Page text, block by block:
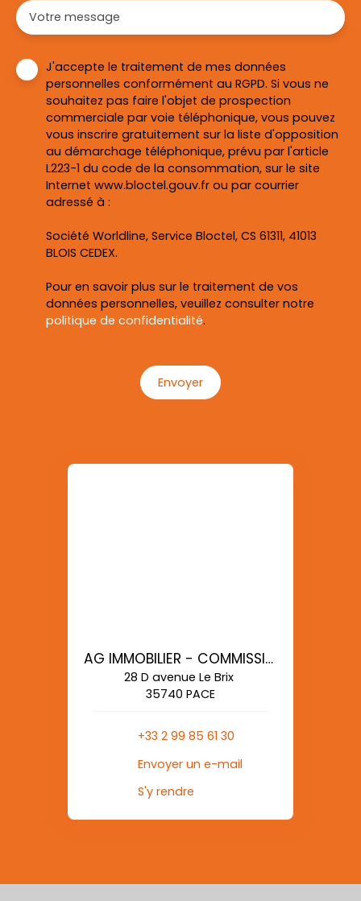
Votre message
J'accepte le traitement de mes données
personnelles conformément au RGPD. Si vous ne
souhaitez pas faire l'objet de prospection
commerciale par voie téléphonique, vous pouvez
vous inscrire gratuitement sur la liste d'opposition
au démarchage téléphonique, prévu par l'article
L223-1 du code de la consommation, sur le site
Internet www.bloctel.gouv.fr ou par courrier
adressé à :
Société Worldline, Service Bloctel, CS 61311, 41013
BLOIS CEDEX.
Pour en savoir plus sur le traitement de vos
données personnelles, veuillez consulter notre
politique de confidentialité.
Envoyer
AG IMMOBILIER - COMMISSIONS REDUITES
28 D avenue Le Brix
35740 PACE
+33 2 99 85 61 30
Envoyer un e-mail
S'y rendre